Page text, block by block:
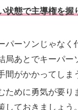
状態で主導権を握
パーソンじゃなく
局あとでキーパー
間がかかってしま
ために勇気が要り
しておきましょう。